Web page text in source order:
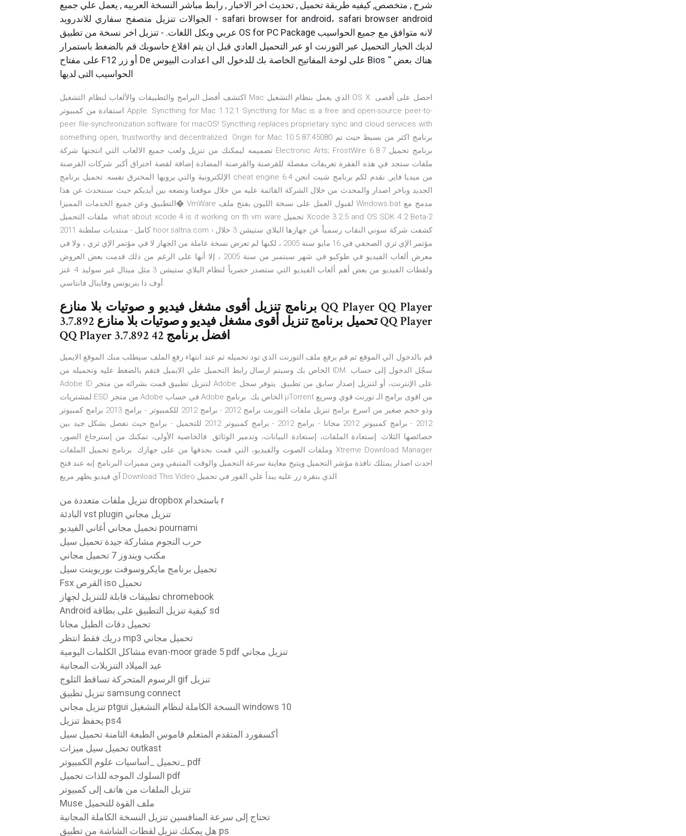
شرح , متخصص, كيفيه طريقة تحميل , تحديث اخر الاخبار , رابط مباشر النسخة العربيه , يعمل علي جميع
الجوالات تنزيل متصفح سفاري للاندرويد - safari browser for android، safari browser android
عربي وبكل اللغات. - تنزيل اخر نسخة من تطبيق OS for PC Package لانه متوافق مع جميع الحواسيب
لديك الخيار التحميل عبر التورنت او عبر التحميل العادي قبل ان يتم اقلاع حاسوبك قم بالضغط باستمرار
على مفتاح F12 أو زر De على لوحة المفاتيح الخاصة بك للدخول الى اعدادت البيوس Bios '' هناك بعض
الحواسيب التى لديها
اكتشف أفضل البرامج والتطبيقات والألعاب لنظام التشغيل Mac الذي يعمل بنظام التشغيل OS X. احصل على أقصى
استفادة من كمبيوتر Apple. Syncthing for Mac 1.12.1 Syncthing for Mac is a free and open-source peer-to-
peer file-synchronization software for macOS! Syncthing replaces proprietary sync and cloud services with
something open, trustworthy and decentralized. Origin for Mac 10.5.87.45080 برنامج اكثر من بسيط حيث تم
تصميمه ليمكنك من تنزيل ولعب جميع الالعاب التي انتجتها شركة Electronic Arts; FrostWire 6.8.7 برنامج تحميل
ملفات ستجد في هذه الفقرة تعريفات مفصلة للقرصنة والقرصنة المضادة إضافة لقصة اختراق أكبر شركات القرصنة
الإلكترونية والتي يرويها المخترق نفسه. تحميل برنامج cheat engine 6.4 من ميديا فاير, نقدم لكم برنامج شيت انجن
الجديد وباخر اصدار والمحدث من خلال الشركة القائمة عليه من خلال موقعنا ونضعه بين أيديكم حيث سنتحدث عن هذا
التطبيق وعن جميع الخدمات المميزا� VmWare لقبول العمل على نسخة الليون بفتح ملف Windows.bat مدمج مع
ملفات التحميل. what about xcode 4 is it working on th vm ware تحميل Xcode 3.2.5 and OS SDK 4.2 Beta-2
2011 كامل - منتديات سلطنة hoor.saltna.com › كشفت شركة سوني النقاب رسمياً عن جهازها البلاي ستيشن 3 خلال
مؤتمر الإي ثري الصحفي في 16 مايو سنة 2005 ، لكنها لم تعرض نسخة عاملة من الجهاز لا في مؤتمر الإي ثري ، ولا في
معرض ألعاب الفيديو في طوكيو في شهر سبتمبر من سنة 2005 ، إلا أنها على الرغم من ذلك قدمت بعض العروض
ولقطات الفيديو من بعض أهم ألعاب الفيديو التي ستصدر حصرياً لنظام البلاي ستيشن 3 مثل ميتال غير سوليد 4: غنز
أوف ذا بتريوتس وفاينال فانتاسي.
برنامج تنزيل أقوى مشغل فيديو و صوتيات بلا منازع QQ Player QQ Player
3.7.892 تحميل برنامج تنزيل أقوى مشغل فيديو و صوتيات بلا منازع QQ Player
QQ Player 3.7.892 افضل برنامج 42
قم بالدخول الي الموقع ثم قم برفع ملف التورنت الذي تود تحميله ثم عند انتهاء رفع الملف سيطلب منك الموقع الايميل
الخاص بك وسيتم ارسال رابط التحميل علي الايميل فتقم بالضغط عليه وتحميله من IDM. سجّل الدخول إلى حساب
Adobe ID لتنزيل تطبيق قمت بشرائه من متجر Adobe على الإنترنت، أو لتنزيل إصدار سابق من تطبيق. يتوفر سجل
لمشتريات ESD من متجر Adobe في حساب Adobe الخاص بك. برنامج µTorrent من اقوى برامج الـ تورنت قوي وسريع
وذو حجم صغير من اسرع برامج تنزيل ملفات التورنت برامج 2012 - برامج 2012 للكمبيوتر - برامج 2013 برامج كمبيوتر
2012 - برامج كمبيوتر 2012 مجانا - برامج 2012 - برامج كمبيوتر 2012 للتحميل - برامج حيث تفصل بشكل جيد بين
خصائصها الثلاث: إستعادة الملفات، إستعادة البيانات، وتدمير الوثائق. فالخاصية الأولى، تمكنك من إسترجاع الصور،
وملفات الصوت والفيديو، التي قمت بحذفها من على جهازك. برنامج تحميل الملفات Xtreme Download Manager
احدث اصدار يمتلك نافذة مؤشر التحميل ويتيح معاينة سرعة التحميل والوقت المتبقي ومن مميزات البرنامج إنه عند فتح
آي فيديو يظهر مربع Download This Video الذي بنقرة زر عليه يبدأ علي الفور في تحميل
تنزيل ملفات متعددة من dropbox باستخدام r
البادئة vst plugin تنزيل مجاني
تحميل مجاني أغاني الفيديو pournami
حرب النجوم مشاركة جيدة تحميل سيل
مكتب ويندوز 7 تحميل مجاني
تحميل برنامج مايكروسوفت بوربوينت سيل
Fsx القرص iso تحميل
تطبيقات قابلة للتنزيل لجهاز chromebook
Android كيفية تنزيل التطبيق على بطاقة sd
تحميل دقات الطبل مجانا
دريك فقط انتظر mp3 تحميل مجاني
مشاكل الكلمات اليومية evan-moor grade 5 pdf تنزيل مجاني
عيد الميلاد التنزيلات المجانية
الرسوم المتحركة تساقط الثلوج gif تنزيل
تنزيل تطبيق samsung connect
تنزيل مجاني ptgui النسخة الكاملة لنظام التشغيل windows 10
يحفظ تنزيل ps4
أكسفورد المتقدم المتعلم قاموس الطبعة الثامنة تحميل سيل
تحميل سيل ميزات outkast
تحميل _أساسيات علوم الكمبيوتر_ pdf
السلوك الموجه للذات تحميل pdf
تنزيل الملفات من هاتف إلى كمبيوتر
Muse ملف القوة للتحميل
تحتاج إلى سرعة المنافسين تنزيل النسخة الكاملة المجانية
هل يمكنك تنزيل لقطات الشاشة من تطبيق ps